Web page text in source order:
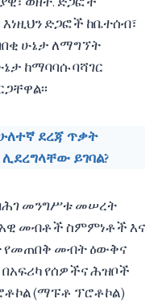
ድጋፎች ከቤተሰብ፣
ሁኔታ ለማግኘት
ከማባባሱ ባሻገር
ደረጃ ጥቃት
ይገባል?
መንግሥቱ መሠረት
መብቶች ስምምነቶች እና
የመጠበቅ መብት ዕውቅና
የሰዎችና ሕዝቦች
(ማፑቶ ፕሮቶኮል)